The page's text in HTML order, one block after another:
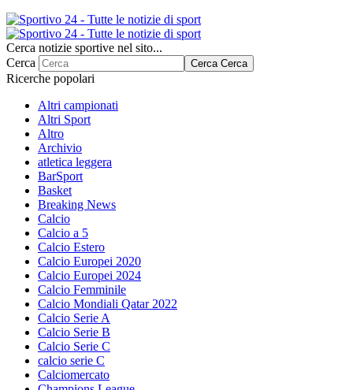
Cerca notizie sportive nel sito...
Cerca
Cerca Cerca
Ricerche popolari
Altri campionati
Altri Sport
Altro
Archivio
atletica leggera
BarSport
Basket
Breaking News
Calcio
Calcio a 5
Calcio Estero
Calcio Europei 2020
Calcio Europei 2024
Calcio Femminile
Calcio Mondiali Qatar 2022
Calcio Serie A
Calcio Serie B
Calcio Serie C
calcio serie C
Calciomercato